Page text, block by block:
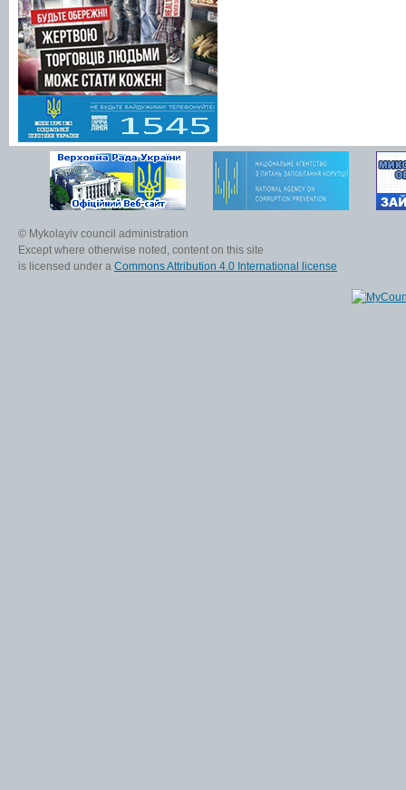
© Mykolayiv council administration
Except where otherwise noted, content on this site
is licensed under a Commons Attribution 4.0 International license